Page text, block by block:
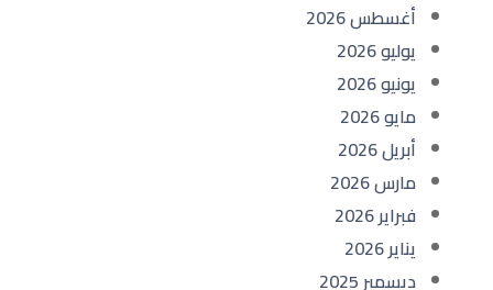
أغسطس 2026
يوليو 2026
يونيو 2026
مايو 2026
أبريل 2026
مارس 2026
فبراير 2026
يناير 2026
ديسمبر 2025